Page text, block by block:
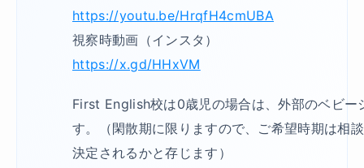
https://youtu.be/HrqfH4cmUBA
視察時動画（インスタ）
https://x.gd/HHxVM
First English校は0歳児の場合は、外部のベビー
す。（閑散期に限りますので、ご希望時期は相
決定されるかと存じます）